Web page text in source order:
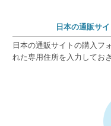
日本の通販サ
日本の通販サイトの購入フ
れた専用住所を入力しておき